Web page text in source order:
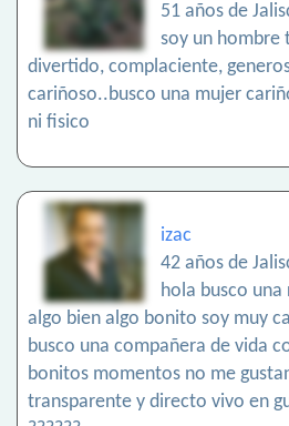
51 años de
soy un hombre
divertido, complaciente,
cariñoso..busco una mujer
ni fisico
izac
42 años de
hola busco
algo bien algo bonito soy muy
busco una compañera de vida
bonitos momentos no me
transparente y directo vivo en